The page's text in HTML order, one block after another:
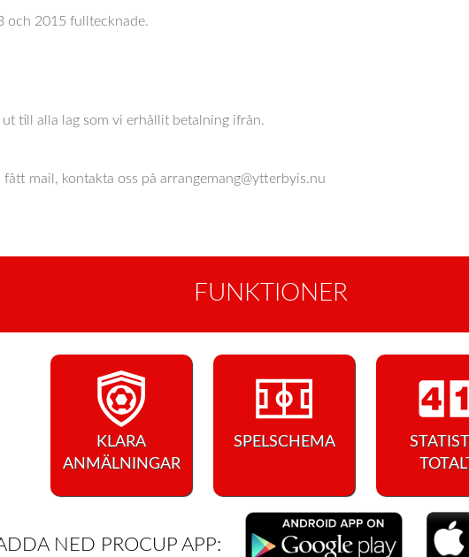
och 2015 fulltecknade.
till alla lag som vi erhållit betalning ifrån.
mail, kontakta oss på arrangemang@ytterbyis.nu
FUNKTIONER
KLARA
ANMÄLNINGAR
SPELSCHEMA
NED PROCUP APP: